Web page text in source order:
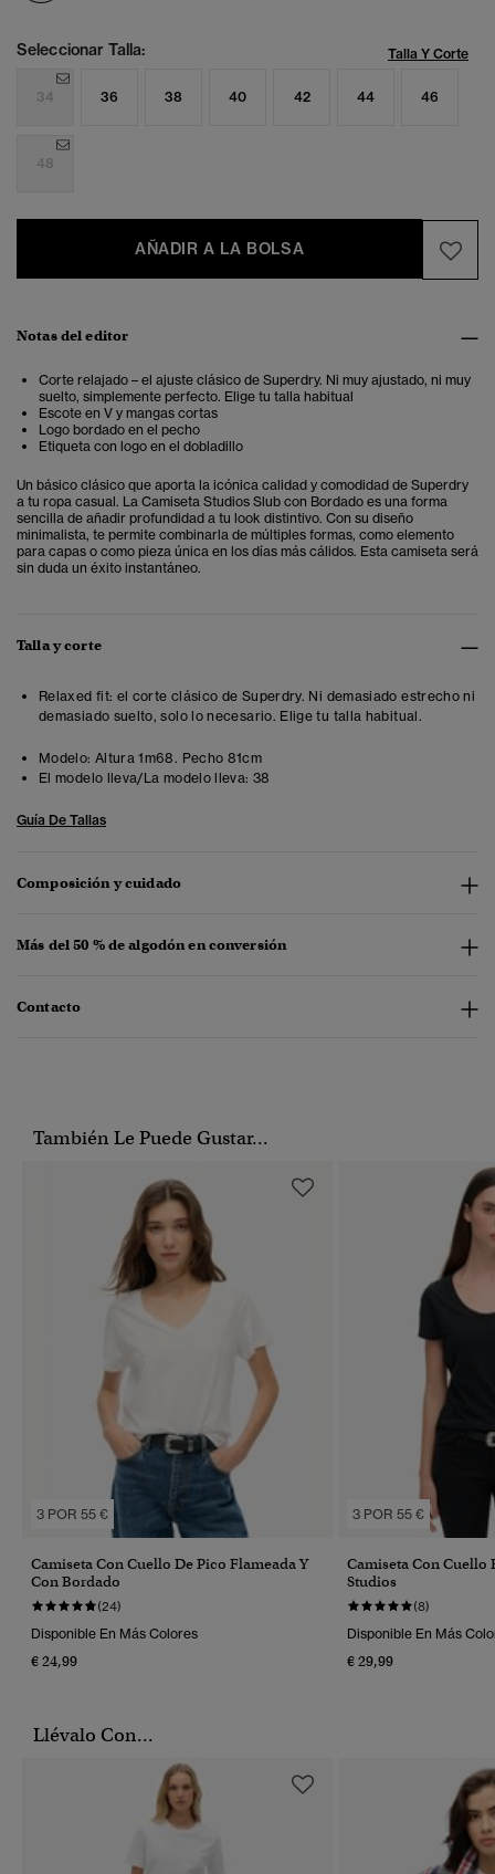
Seleccionar Talla: Talla Y Corte
34 36 38 40 42 44 46
48
AÑADIR A LA BOLSA
Notas del editor
Corte relajado – el ajuste clásico de Superdry. Ni muy ajustado, ni muy
suelto, simplemente perfecto. Elige tu talla habitual
Escote en V y mangas cortas
Logo bordado en el pecho
Etiqueta con logo en el dobladillo
Un básico clásico que aporta la icónica calidad y comodidad de Superdry
a tu ropa casual. La Camiseta Studios Slub con Bordado es una forma
sencilla de añadir profundidad a tu look distintivo. Con su diseño
minimalista, te permite combinarla de múltiples formas, como elemento
para capas o como pieza única en los días más cálidos. Esta camiseta será
sin duda un éxito instantáneo.
Talla y corte
Relaxed fit: el corte clásico de Superdry. Ni demasiado estrecho ni
demasiado suelto, solo lo necesario. Elige tu talla habitual.
Modelo: Altura 1m68. Pecho 81cm
El modelo lleva/La modelo lleva: 38
Guía De Tallas
Composición y cuidado
Más del 50 % de algodón en conversión
Contacto
También Le Puede Gustar...
3 POR 55 €
Camiseta Con Cuello De Pico Flameada Y
Con Bordado
(24)
Disponible En Más Colores
€ 24,99
3 POR 55 €
Camiseta Con
Studios
(8)
Disponible En Más
€ 29,99
Llévalo Con...